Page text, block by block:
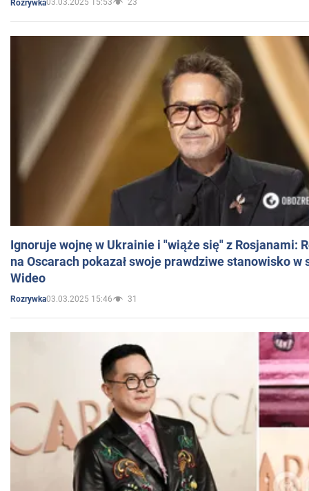
Rozrywka03.03.2025 15:53 23
Ignoruje wojnę w Ukrainie i "wiąże się" z Rosjanami:
na Oscarach pokazał swoje prawdziwe stanowisko w
Wideo
Rozrywka03.03.2025 15:46 31